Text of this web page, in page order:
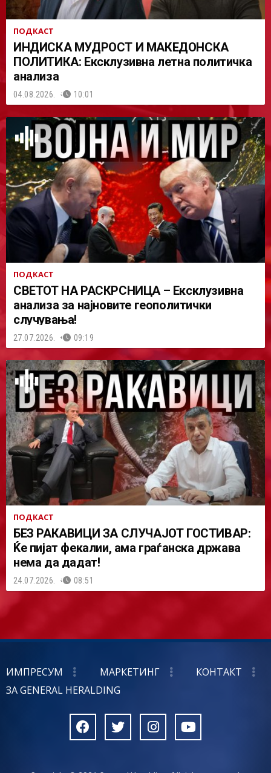
ПОДКАСТ
ИНДИСКА МУДРОСТ И МАКЕДОНСКА
ПОЛИТИКА: Ексклузивна летна политичка
анализа
04.08.2026. 10:01
ПОДКАСТ
СВЕТОТ НА РАСКРСНИЦА – Ексклузивна
анализа за најновите геополитички
случувања!
27.07.2026. 09:19
ПОДКАСТ
БЕЗ РАКАВИЦИ ЗА СЛУЧАЈОТ ГОСТИВАР:
Ќе пијат фекалии, ама граѓанска држава
нема да дадат!
24.07.2026. 08:51
ИМПРЕСУМ МАРКЕТИНГ
КОНТАКТ
ЗА GENERAL HERALDING